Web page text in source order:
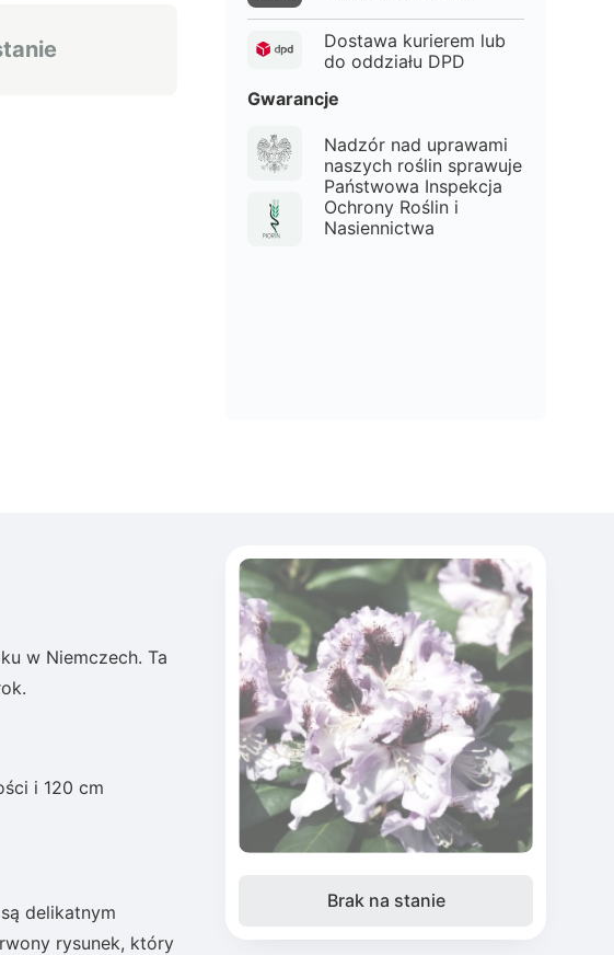
Dostawa kurierem lub
do oddziału DPD
Gwarancje
Nadzór nad uprawami
naszych roślin sprawuje
Państwowa Inspekcja
Ochrony Roślin i
Nasiennictwa
w Niemczech. Ta
i 120 cm
delikatnym
rysunek, który
Brak na stanie